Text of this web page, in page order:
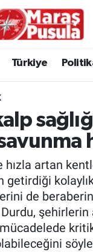
Türkiye
hızla artan
getirdiği
de
şehirlerin
Vakitleri
Yoğunluk Haritası
Durumu ve